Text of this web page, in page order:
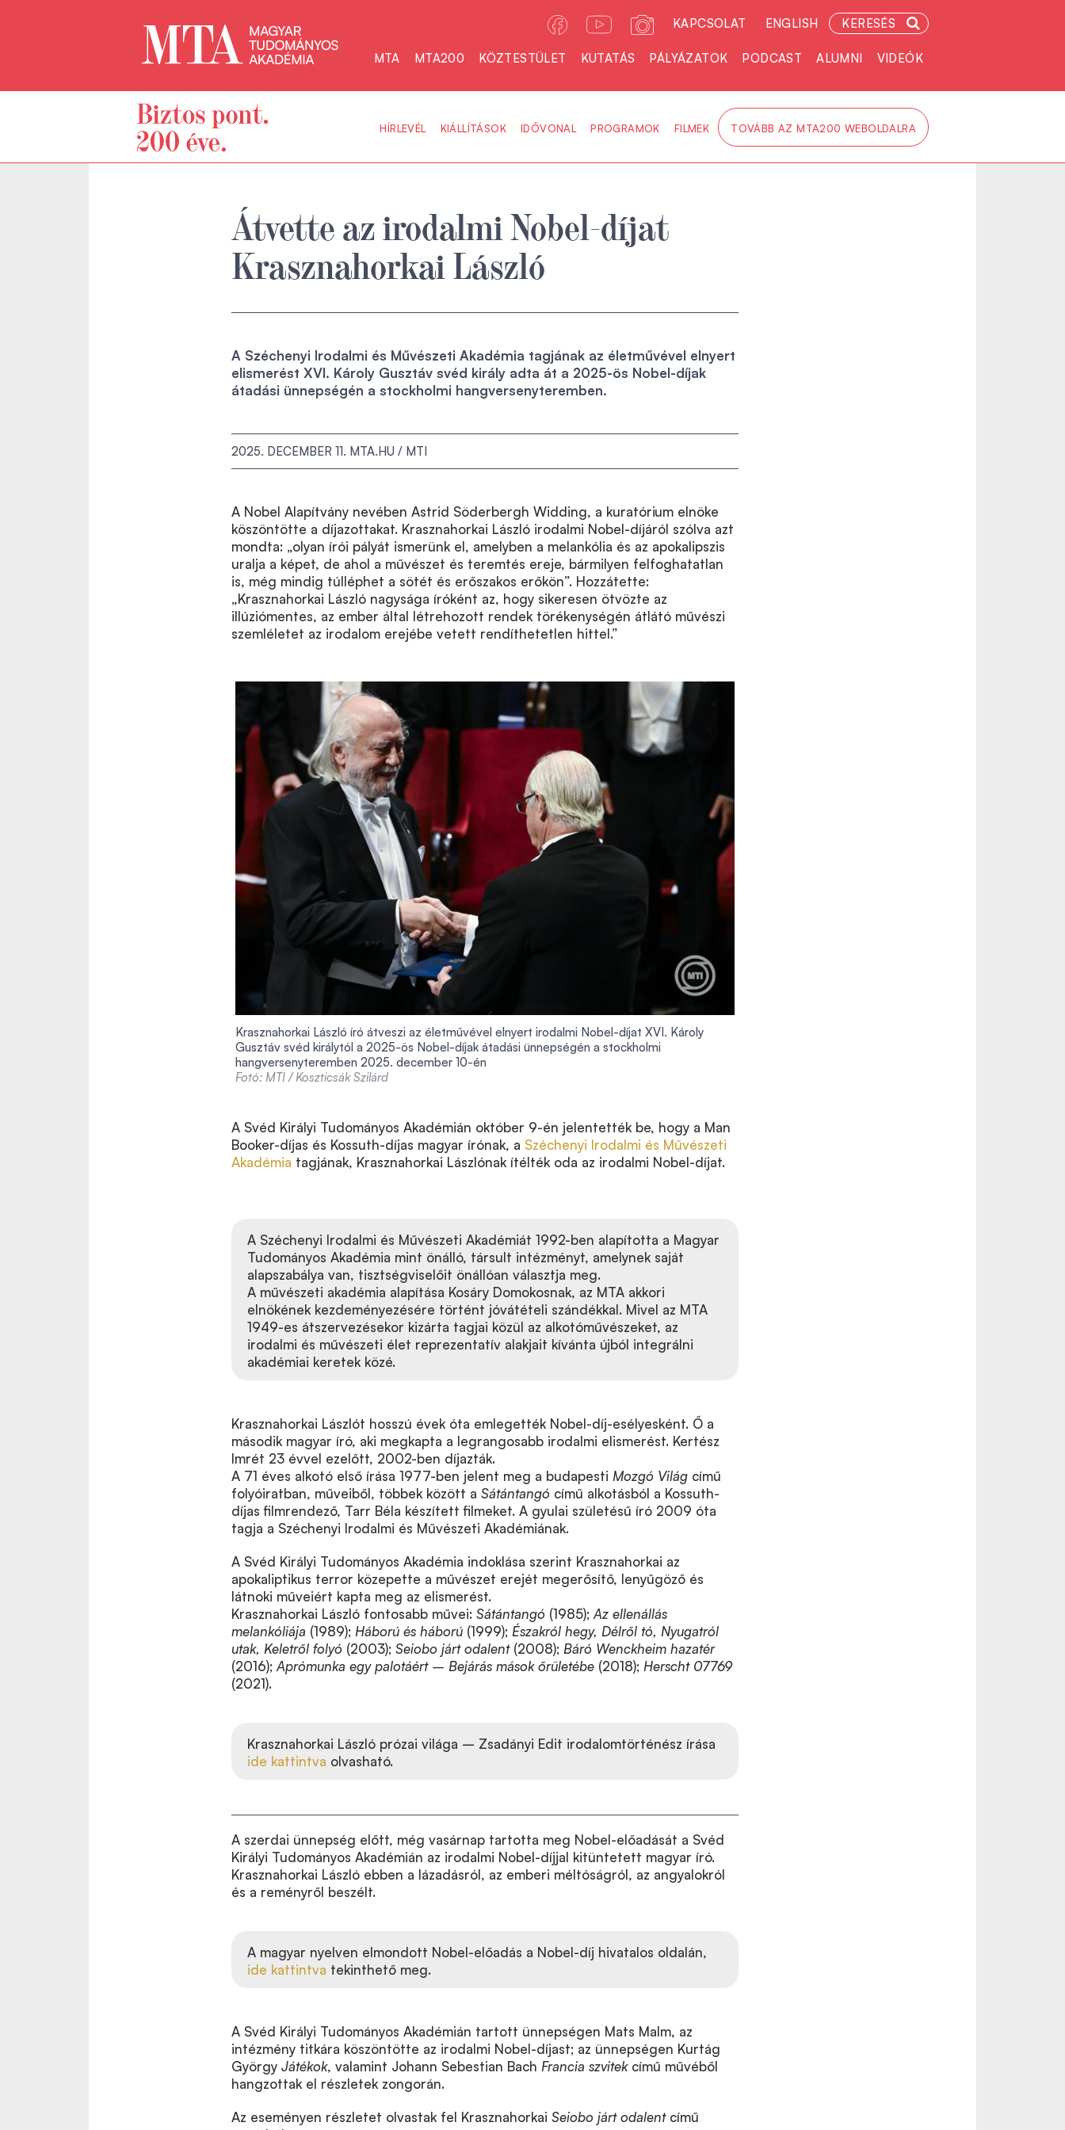
KAPCSOLAT ENGLISH KERESÉS
MTA MTA200 KÖZTESTÜLET KUTATÁS PÁLYÁZATOK PODCAST ALUMNI VIDEÓK
HÍRLEVÉL KIÁLLÍTÁSOK IDŐVONAL PROGRAMOK FILMEK TOVÁBB AZ MTA200 WEBOLDALRA
Átvette az irodalmi Nobel-díjat
Krasznahorkai László
A Széchenyi Irodalmi és Művészeti Akadémia tagjának az életművével elnyert
elismerést XVI. Károly Gusztáv svéd király adta át a 2025-ös Nobel-díjak
átadási ünnepségén a stockholmi hangversenyteremben.
2025. DECEMBER 11. MTA.HU / MTI
A Nobel Alapítvány nevében Astrid Söderbergh Widding, a kuratórium elnöke
köszöntötte a díjazottakat. Krasznahorkai László irodalmi Nobel-díjáról szólva azt
mondta: „olyan írói pályát ismerünk el, amelyben a melankólia és az apokalipszis
uralja a képet, de ahol a művészet és teremtés ereje, bármilyen felfoghatatlan
is, még mindig túlléphet a sötét és erőszakos erőkön”. Hozzátette:
„Krasznahorkai László nagysága íróként az, hogy sikeresen ötvözte az
illúziómentes, az ember által létrehozott rendek törékenységén átlátó művészi
szemléletet az irodalom erejébe vetett rendíthetetlen hittel.”
Krasznahorkai László író átveszi az életművével elnyert irodalmi Nobel-díjat XVI. Károly
Gusztáv svéd királytól a 2025-ös Nobel-díjak átadási ünnepségén a stockholmi
hangversenyteremben 2025. december 10-én
Fotó: MTI / Koszticsák Szilárd
A Svéd Királyi Tudományos Akadémián október 9-én jelentették be, hogy a Man
Booker-díjas és Kossuth-díjas magyar írónak, a Széchenyi Irodalmi és Művészeti
Akadémia tagjának, Krasznahorkai Lászlónak ítélték oda az irodalmi Nobel-díjat.
A Széchenyi Irodalmi és Művészeti Akadémiát 1992-ben alapította a Magyar
Tudományos Akadémia mint önálló, társult intézményt, amelynek saját
alapszabálya van, tisztségviselőit önállóan választja meg.
A művészeti akadémia alapítása Kosáry Domokosnak, az MTA akkori
elnökének kezdeményezésére történt jóvátételi szándékkal. Mivel az MTA
1949-es átszervezésekor kizárta tagjai közül az alkotóművészeket, az
irodalmi és művészeti élet reprezentatív alakjait kívánta újból integrálni
akadémiai keretek közé.
Krasznahorkai Lászlót hosszú évek óta emlegették Nobel-díj-esélyesként. Ő a
második magyar író, aki megkapta a legrangosabb irodalmi elismerést. Kertész
Imrét 23 évvel ezelőtt, 2002-ben díjazták.
A 71 éves alkotó első írása 1977-ben jelent meg a budapesti Mozgó Világ című
folyóiratban, műveiből, többek között a Sátántangó című alkotásból a Kossuth-
díjas filmrendező, Tarr Béla készített filmeket. A gyulai születésű író 2009 óta
tagja a Széchenyi Irodalmi és Művészeti Akadémiának.
A Svéd Királyi Tudományos Akadémia indoklása szerint Krasznahorkai az
apokaliptikus terror közepette a művészet erejét megerősítő, lenyűgöző és
látnoki műveiért kapta meg az elismerést.
Krasznahorkai László fontosabb művei: Sátántangó (1985); Az ellenállás
melankóliája (1989); Háború és háború (1999); Északról hegy, Délről tó, Nyugatról
utak, Keletről folyó (2003); Seiobo járt odalent(2008); Báró Wenckheim hazatér
(2016); Aprómunka egy palotáért – Bejárás mások őrületébe (2018); Herscht 07769
(2021).
Krasznahorkai László prózai világa – Zsadányi Edit irodalomtörténész írása
ide kattintva olvasható.
A szerdai ünnepség előtt, még vasárnap tartotta meg Nobel-előadását a Svéd
Királyi Tudományos Akadémián az irodalmi Nobel-díjjal kitüntetett magyar író.
Krasznahorkai László ebben a lázadásról, az emberi méltóságról, az angyalokról
és a reményről beszélt.
A magyar nyelven elmondott Nobel-előadás a Nobel-díj hivatalos oldalán,
ide kattintva tekinthető meg.
A Svéd Királyi Tudományos Akadémián tartott ünnepségen Mats Malm, az
intézmény titkára köszöntötte az irodalmi Nobel-díjast; az ünnepségen Kurtág
György Játékok, valamint Johann Sebestian Bach Francia szvitekcímű művéből
hangzottak el részletek zongorán.
Az eseményen részletet olvastak fel Krasznahorkai Seiobo járt odalentcímű